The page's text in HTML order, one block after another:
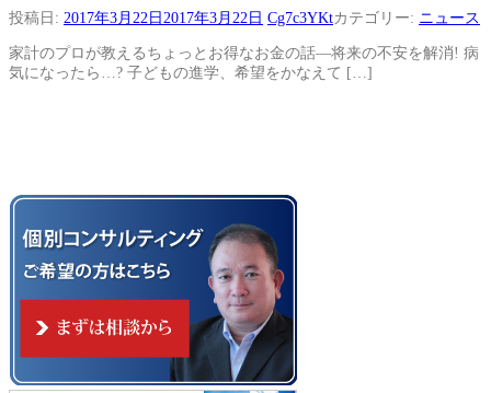
投稿日: 2017年3月22日 2017年3月22日 Cg7c3YKtカテゴリー: ニュース
家計のプロが教えるちょっとお得なお金の話―将来の不安を解消! 病
気になったら…? 子どもの進学、希望をかなえて […]